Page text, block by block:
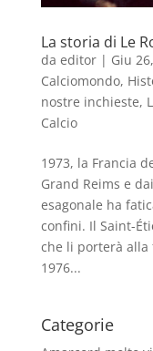
La storia di Le
da editor| Giu
Calciomondo,
nostre inchieste,
Calcio
1973, la Francia
Grand Reims e
esagonale ha
confini. Il Saint-
che li porterà alla
1976...
Categorie